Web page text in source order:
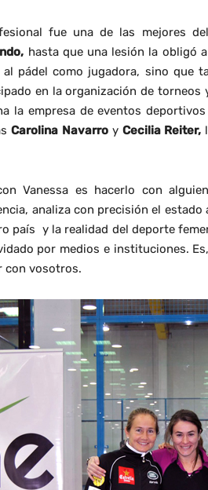
fue una de las mejores
hasta que una lesión la obligó
pádel como jugadora, sino que
en la organización de torneos
la empresa de eventos deportivos
Carolina Navarroy Cecilia Reiter,
Vanessa es hacerlo con
analiza con precisión el
país y la realidad del deporte
por medios e instituciones.
con vosotros.